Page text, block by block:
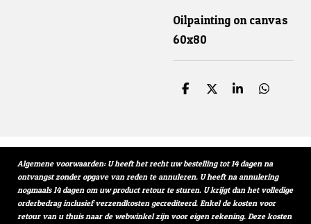
Oilpainting on canvas
60x80
D
D
S
D
Algemene voorwaarden: U heeft het recht uw bestelling tot 14 dagen na
ontvangst zonder opgave van reden te annuleren. U heeft na annulering
nogmaals 14 dagen om uw product retour te sturen. U krijgt dan het volledige
orderbedrag inclusief verzendkosten gecrediteerd. Enkel de kosten voor
retour van u thuis naar de webwinkel zijn voor eigen rekening. Deze kosten